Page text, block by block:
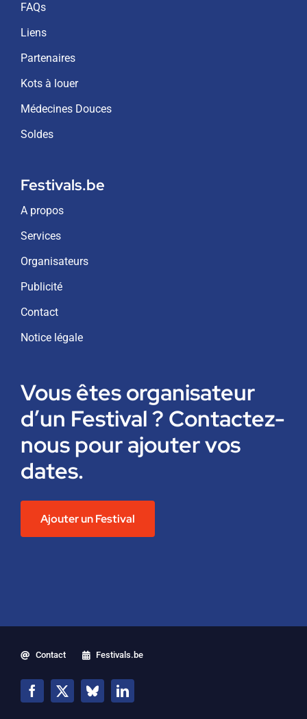
FAQs
Liens
Partenaires
Kots à louer
Médecines Douces
Soldes
Festivals.be
A propos
Services
Organisateurs
Publicité
Contact
Notice légale
Vous êtes organisateur
d’un Festival ? Contactez-
nous pour ajouter vos
dates.
Ajouter un Festival
Contact Festivals.be